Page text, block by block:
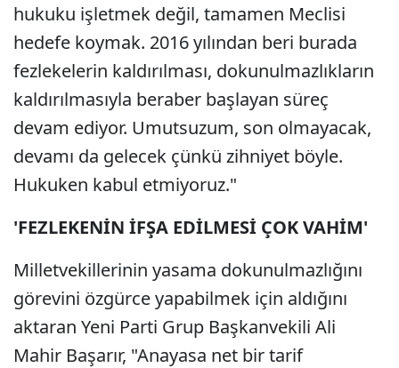
hukuku işletmek değil, tamamen Meclisi
hedefe koymak. 2016 yılından beri burada
fezlekelerin kaldırılması, dokunulmazlıkların
kaldırılmasıyla beraber başlayan süreç
devam ediyor. Umutsuzum, son olmayacak,
devamı da gelecek çünkü zihniyet böyle.
Hukuken kabul etmiyoruz."
'FEZLEKENİN İFŞA EDİLMESİ ÇOK VAHİM'
Milletvekillerinin yasama dokunulmazlığını
görevini özgürce yapabilmek için aldığını
aktaran Yeni Parti Grup Başkanvekili Ali
Mahir Başarır, "Anayasa net bir tarif